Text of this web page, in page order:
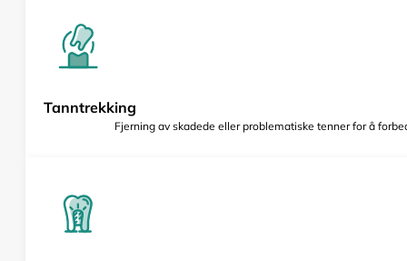
Tanntrekking
Fjerning av skadede eller problematiske tenner for å